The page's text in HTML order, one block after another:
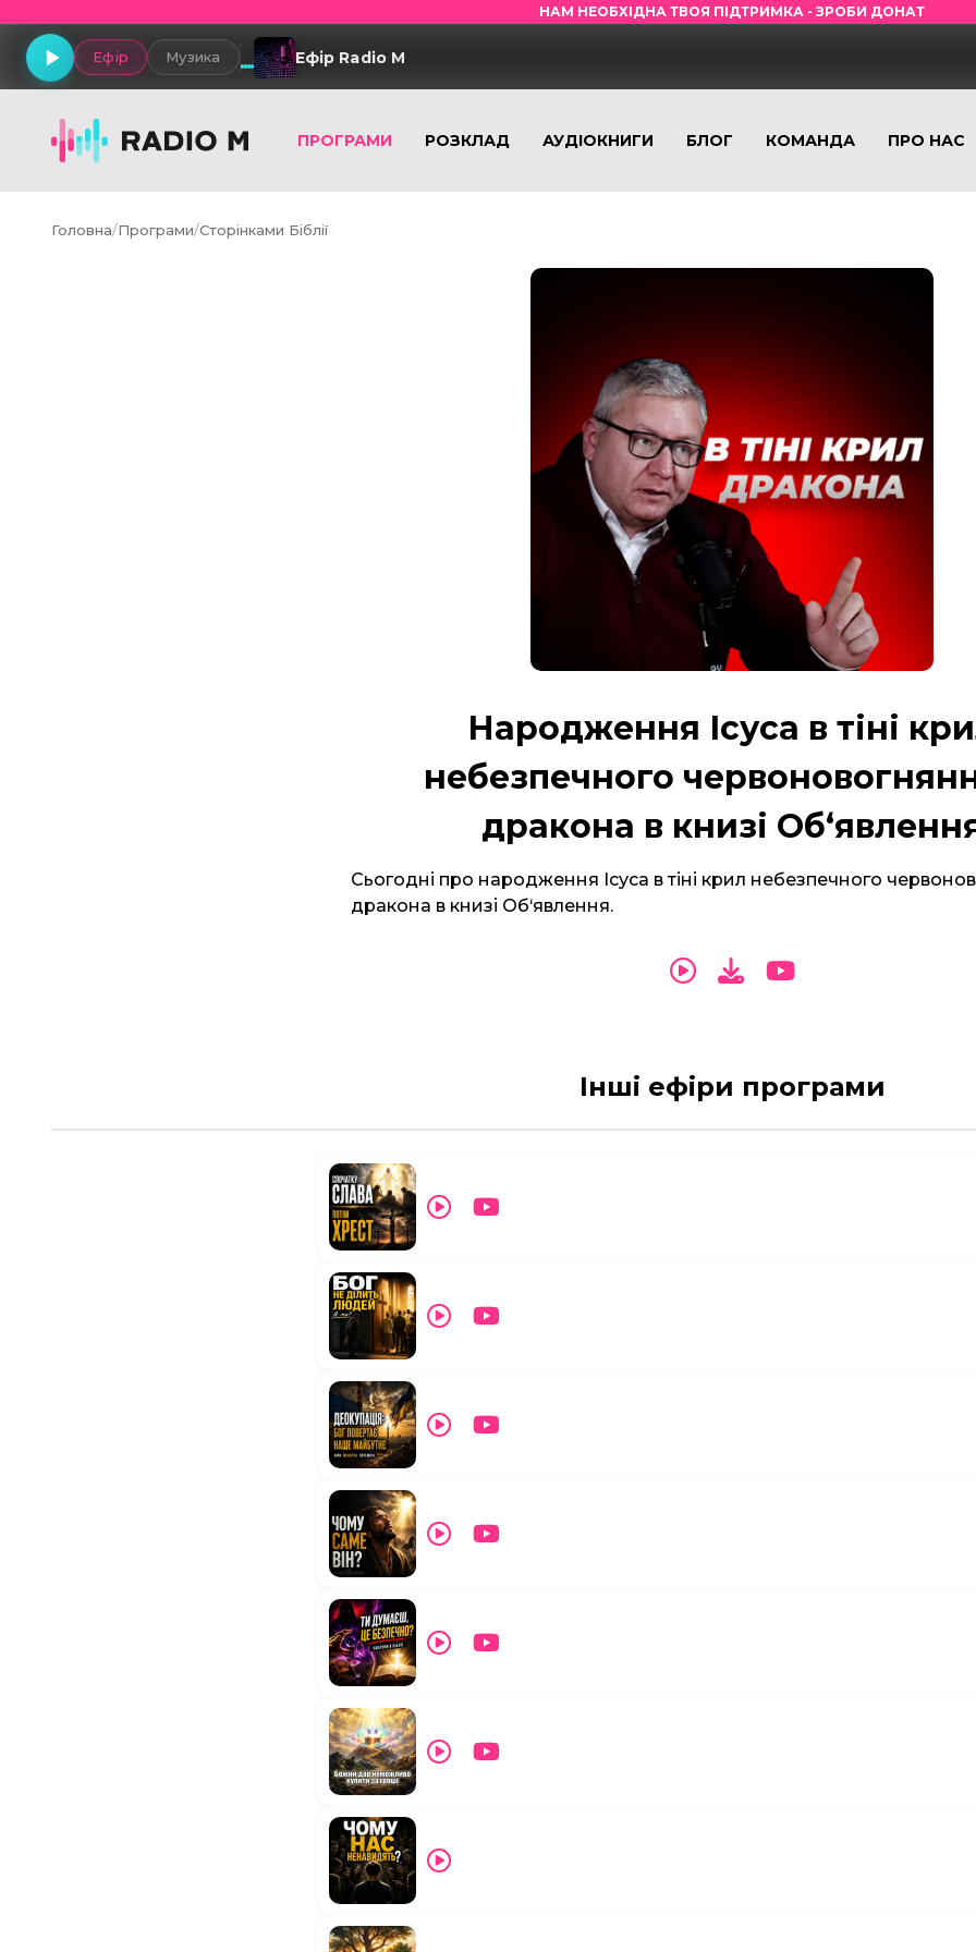
НАМ НЕОБХІДНА ТВОЯ ПІДТРИМКА - ЗРОБИ ДОНАТ
Ефір Музика Ефір Radio M
ПРОГРАМИ РОЗКЛАД АУДІОКНИГИ БЛОГ КОМАНДА ПРО НАС
Головна/Програми/Сторінками Біблії
Народження Ісуса в тіні
небезпечного
дракона в книзі
Сьогодні про народження Ісуса в тіні крил небезпечного
дракона в книзі Об‘явлення.
Інші ефіри програми